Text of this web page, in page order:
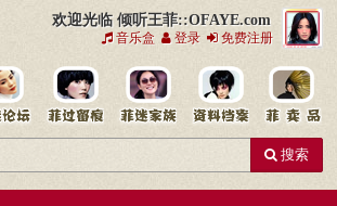
欢迎光临 倾听王菲::OFAYE.com
音乐盒 登录 免费注册
搜索